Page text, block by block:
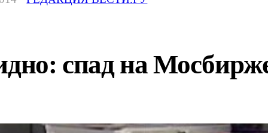
спад на